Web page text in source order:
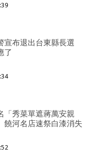
宣布退出台東縣長選
了
「秀菜單遮蔣萬安親
河名店速祭白漆消失